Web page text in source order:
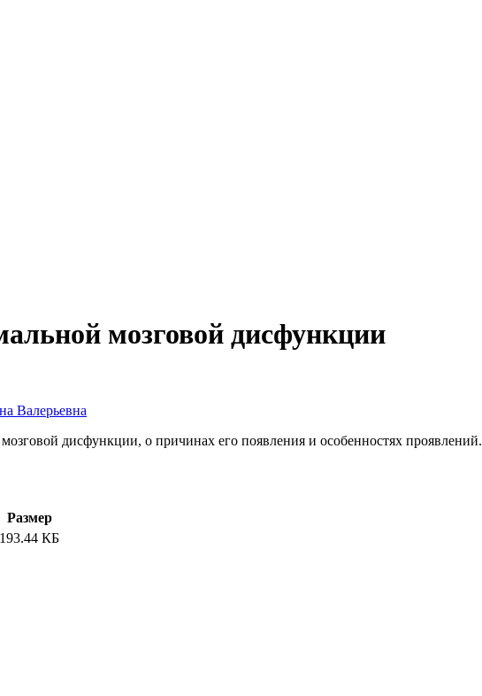
мозговой дисфункции
Валерьевна
дисфункции, о причинах его появления и особенностях проявлений.
Размер
193.44 КБ